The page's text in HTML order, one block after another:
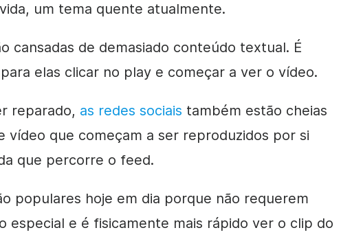
um tema quente atualmente.
cansadas de demasiado conteúdo textual. É
elas clicar no play e começar a ver o vídeo.
reparado, as redes sociais também estão cheias
vídeo que começam a ser reproduzidos por si
que percorre o feed.
populares hoje em dia porque não requerem
especial e é fisicamente mais rápido ver o clip do